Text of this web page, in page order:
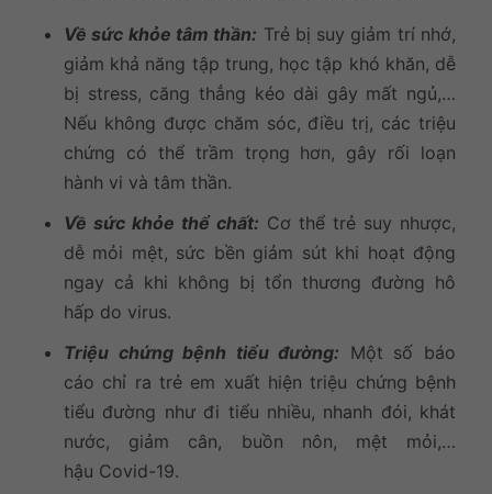
Về sức khỏe tâm thần: Trẻ bị suy giảm trí nhớ,
giảm khả năng tập trung, học tập khó khăn, dễ
bị stress, căng thẳng kéo dài gây mất ngủ,…
Nếu không được chăm sóc, điều trị, các triệu
chứng có thể trầm trọng hơn, gây rối loạn
hành vi và tâm thần.
Về sức khỏe thể chất: Cơ thể trẻ suy nhược,
dễ mỏi mệt, sức bền giảm sút khi hoạt động
ngay cả khi không bị tổn thương đường hô
hấp do virus.
Triệu chứng bệnh tiểu đường: Một số báo
cáo chỉ ra trẻ em xuất hiện triệu chứng bệnh
tiểu đường như đi tiểu nhiều, nhanh đói, khát
nước, giảm cân, buồn nôn, mệt mỏi,…
hậu Covid-19.